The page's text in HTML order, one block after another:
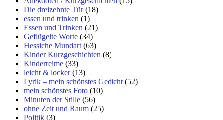
Die dreizehnte Tür(18)
essen und trinken (1)
Essen und Trinken (21)
Geflügelte Worte (34)
Hessiche Mundart (63)
Kinder Kurzgeschichten (8)
Kinderreime (33)
leicht & locker(13)
Lyrik – mein schönstes Gedicht (52)
mein schönstes Foto (10)
Minuten der Stille (56)
ohne Zeit und Raum (25)
Politik (3)